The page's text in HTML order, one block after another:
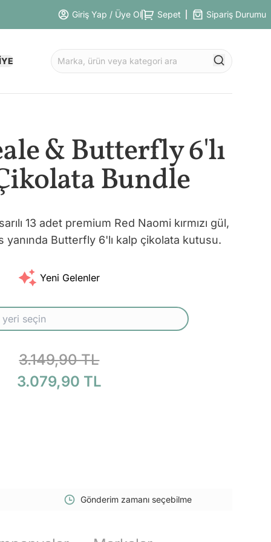
Giriş Yap / Üye Ol Sepet Sipariş Durumu
& Butterfly 6'lı
Bundle
13 adet premium Red Naomi kırmızı gül,
Butterfly 6'lı kalp çikolata kutusu.
Yeni Gelenler
3.149,90 TL
3.079,90 TL
Gönderim zamanı seçebilme